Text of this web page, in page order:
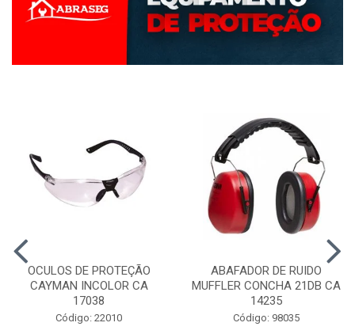
OCULOS DE PROTEÇÃO
CAYMAN INCOLOR CA
17038
Código: 22010
ABAFADOR DE RUIDO
MUFFLER CONCHA 21DB CA
14235
Código: 98035